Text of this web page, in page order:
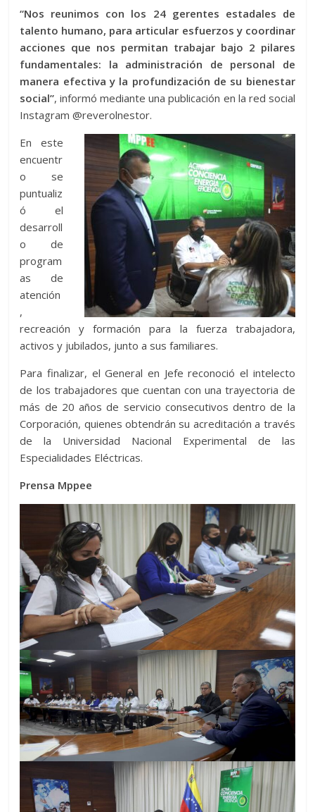
“Nos reunimos con los 24 gerentes estadales de
talento humano, para articular esfuerzos y coordinar
acciones que nos permitan trabajar bajo 2 pilares
fundamentales: la administración de personal de
manera efectiva y la profundización de su bienestar
social”, informó mediante una publicación en la red social
Instagram @reverolnestor.
En este
encuentr
o se
puntualiz
ó el
desarroll
o de
program
as de
atención
,
recreación y formación para la fuerza trabajadora,
activos y jubilados, junto a sus familiares.
Para finalizar, el General en Jefe reconoció el intelecto
de los trabajadores que cuentan con una trayectoria de
más de 20 años de servicio consecutivos dentro de la
Corporación, quienes obtendrán su acreditación a través
de la Universidad Nacional Experimental de las
Especialidades Eléctricas.
Prensa Mppee